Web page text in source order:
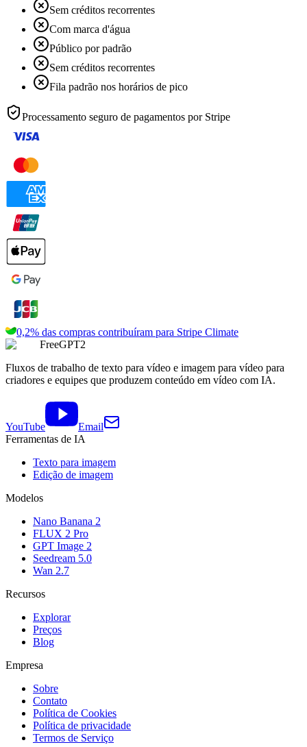
Sem créditos recorrentes
Com marca d'água
Público por padrão
Sem créditos recorrentes
Fila padrão nos horários de pico
Processamento seguro de pagamentos por Stripe
0,2% das compras contribuíram para Stripe Climate
FreeGPT2
Fluxos de trabalho de texto para vídeo e imagem para vídeo para
criadores e equipes que produzem conteúdo em vídeo com IA.
YouTube
Email
Ferramentas de IA
Texto para imagem
Edição de imagem
Modelos
Nano Banana 2
FLUX 2 Pro
GPT Image 2
Seedream 5.0
Wan 2.7
Recursos
Explorar
Preços
Blog
Empresa
Sobre
Contato
Política de Cookies
Política de privacidade
Termos de Serviço